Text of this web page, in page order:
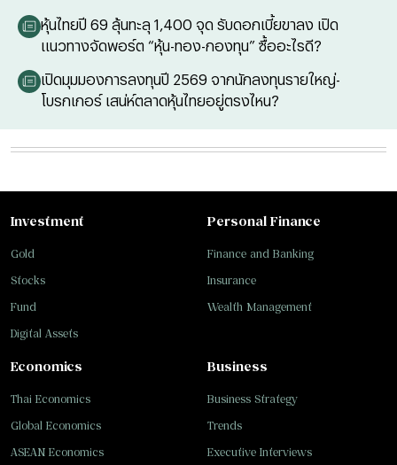
หุ้นไทยปี 69 ลุ้นทะลุ 1,400 จุด รับดอกเบี้ยขาลง เปิด
แนวทางจัดพอร์ต “หุ้น-ทอง-กองทุน” ซื้ออะไรดี?
เปิดมุมมองการลงทุนปี 2569 จากนักลงทุนรายใหญ่-
โบรกเกอร์ เสน่ห์ตลาดหุ้นไทยอยู่ตรงไหน?
Investment
Gold
Stocks
Fund
Digital Assets
Personal Finance
Finance and Banking
Insurance
Wealth Management
Business
Business Strategy
Trends
Executive Interviews
Economics
Thai Economics
Global Economics
ASEAN Economics